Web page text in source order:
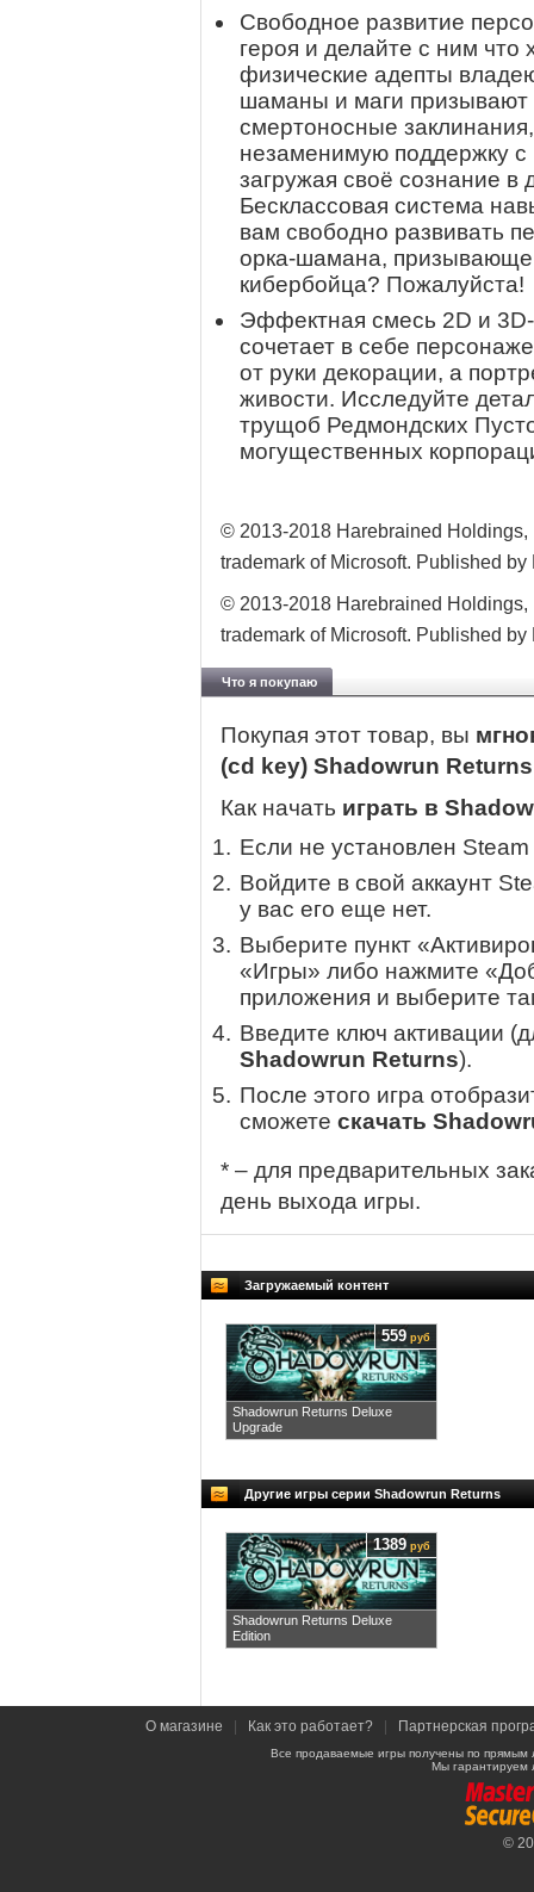
Свободное развитие
героя и делайте с ним
физические адепты
шаманы и маги призывают
смертоносные
незаменимую поддержку
загружая своё сознание
Бесклассовая система
вам свободно развивать
орка-шамана,
кибербойца? Пожалуйста!
Эффектная смесь 2D и
сочетает в себе
от руки декорации, а
живости. Исследуйте
трущоб Редмондских
могущественных
© 2013-2018 Harebrained
trademark of Microsoft. Published
© 2013-2018 Harebrained
trademark of Microsoft. Published
Что я покупаю
Покупая этот товар, вы
(cd key) Shadowrun
Как начать играть в
Если не установлен
Войдите в свой аккаунт
у вас его еще нет.
Выберите пункт
«Игры» либо нажмите
приложения и выберите
Введите ключ активации
Shadowrun Returns).
После этого игра
сможете скачать
* – для предварительных
день выхода игры.
Загружаемый контент
Shadowrun Returns Deluxe
Upgrade
559 руб
Другие игры серии Shadowrun Returns
Shadowrun Returns Deluxe
Edition
1389 руб
О магазине Как это работает? Партнерская
Все продаваемые игры получены по
Мы гарантируем
©